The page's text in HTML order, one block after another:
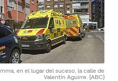
en el lugar del suceso, la calle de
Valentín Aguirre. (ABC)